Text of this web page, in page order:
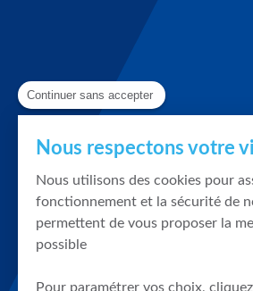
Continuer sans accepter
Nous respectons votre
Nous utilisons des cookies pour
fonctionnement et la sécurité de
permettent de vous proposer la
possible
Pour paramétrer vos choix,